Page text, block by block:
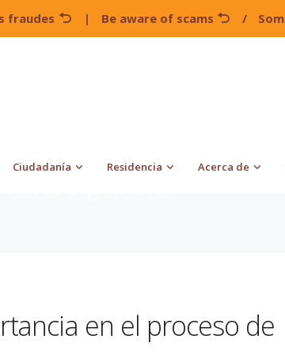
fraudes | Be aware of scams /
Ciudadanía Residencia Acerca de
parole
en el proceso de